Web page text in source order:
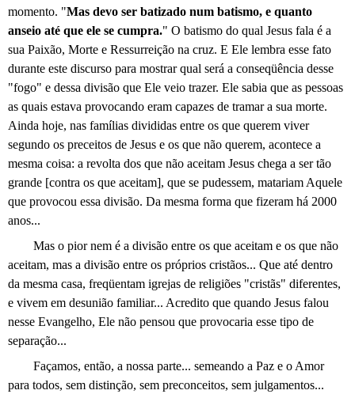
momento. "Mas devo ser batizado num batismo, e quanto
anseio até que ele se cumpra." O batismo do qual Jesus fala é a
sua Paixão, Morte e Ressurreição na cruz. E Ele lembra esse fato
durante este discurso para mostrar qual será a conseqüência desse
"fogo" e dessa divisão que Ele veio trazer. Ele sabia que as pessoas
as quais estava provocando eram capazes de tramar a sua morte.
Ainda hoje, nas famílias divididas entre os que querem viver
segundo os preceitos de Jesus e os que não querem, acontece a
mesma coisa: a revolta dos que não aceitam Jesus chega a ser tão
grande [contra os que aceitam], que se pudessem, matariam Aquele
que provocou essa divisão. Da mesma forma que fizeram há 2000
anos...
Mas o pior nem é a divisão entre os que aceitam e os que não
aceitam, mas a divisão entre os próprios cristãos... Que até dentro
da mesma casa, freqüentam igrejas de religiões "cristãs" diferentes,
e vivem em desunião familiar... Acredito que quando Jesus falou
nesse Evangelho, Ele não pensou que provocaria esse tipo de
separação...
Façamos, então, a nossa parte... semeando a Paz e o Amor
para todos, sem distinção, sem preconceitos, sem julgamentos...